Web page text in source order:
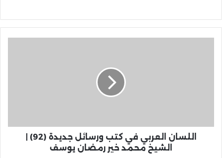
اللسان العربي في كتب ورسائل جديدة (92) |
الشيخ محمد خير رمضان يوسف